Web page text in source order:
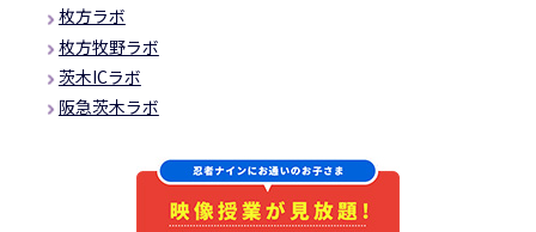
枚方ラボ
枚方牧野ラボ
茨木ICラボ
阪急茨木ラボ